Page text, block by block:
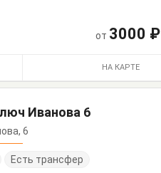
от 3000 ₽
НА КАРТЕ
Иванова 6
6
Есть трансфер